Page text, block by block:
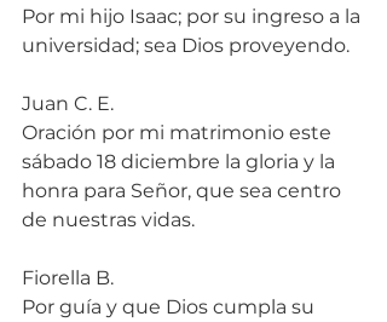
Por mi hijo Isaac; por su ingreso a la
universidad; sea Dios proveyendo.
Juan C. E.
Oración por mi matrimonio este
sábado 18 diciembre la gloria y la
honra para Señor, que sea centro
de nuestras vidas.
Fiorella B.
Por guía y que Dios cumpla su